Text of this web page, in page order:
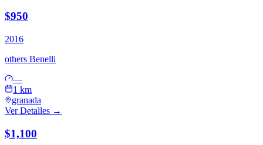
$950
2016
others Benelli
—
1 km
granada
Ver Detalles →
$1,100